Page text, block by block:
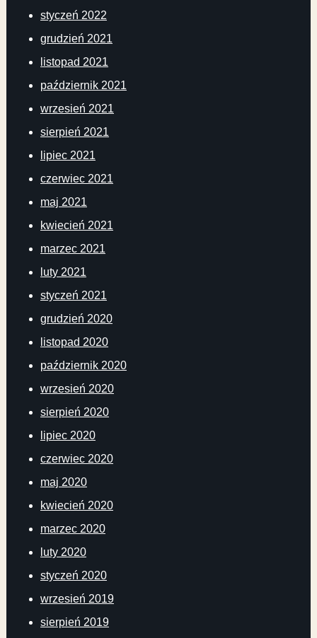
styczeń 2022
grudzień 2021
listopad 2021
październik 2021
wrzesień 2021
sierpień 2021
lipiec 2021
czerwiec 2021
maj 2021
kwiecień 2021
marzec 2021
luty 2021
styczeń 2021
grudzień 2020
listopad 2020
październik 2020
wrzesień 2020
sierpień 2020
lipiec 2020
czerwiec 2020
maj 2020
kwiecień 2020
marzec 2020
luty 2020
styczeń 2020
wrzesień 2019
sierpień 2019